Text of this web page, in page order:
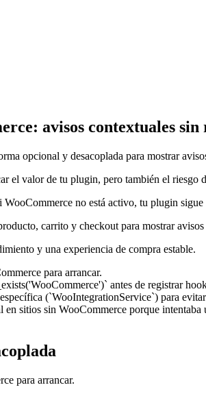
avisos contextuales
opcional y desacoplada para mostrar
el valor de tu plugin, pero también el riesgo
no está activo, tu plugin
carrito y checkout para mostrar
y una experiencia de compra estable.
para arrancar.
antes de registrar
(`WooIntegrationService`) para
sitios sin WooCommerce porque
para arrancar.